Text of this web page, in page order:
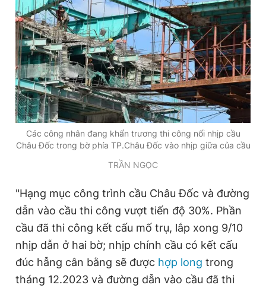
Các công nhân đang khẩn trương thi công nối nhịp cầu
Châu Đốc trong bờ phía TP.Châu Đốc vào nhịp giữa của cầu
TRẦN NGỌC
"Hạng mục công trình cầu Châu Đốc và đường
dẫn vào cầu thi công vượt tiến độ 30%. Phần
cầu đã thi công kết cấu mố trụ, lắp xong 9/10
nhịp dẫn ở hai bờ; nhịp chính cầu có kết cấu
đúc hẫng cân bằng sẽ được hợp long trong
tháng 12.2023 và đường dẫn vào cầu đã thi